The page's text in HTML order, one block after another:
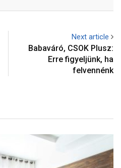
Next article
Babaváró, CSOK Plusz:
Erre figyeljünk, ha
felvennénk